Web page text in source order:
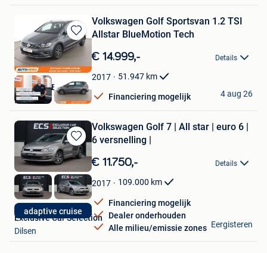
Bewaren
in
Favorieten
Volkswagen Golf Sportsvan 1.2 TSI
Allstar BlueMotion Tech
€ 14.999,- Details
2017 51.947 km
Financiering mogelijk
Autohero België
Brussel
4 aug 26
Bewaren
in
Favorieten
adaptive cruise
Volkswagen Golf 7 | All star | euro 6 |
6 versnelling |
€ 11.750,- Details
2017 109.000 km
Financiering mogelijk
Dealer onderhouden
Alle milieu/emissie zones
Exclusive Car Selection
Dilsen
Eergisteren